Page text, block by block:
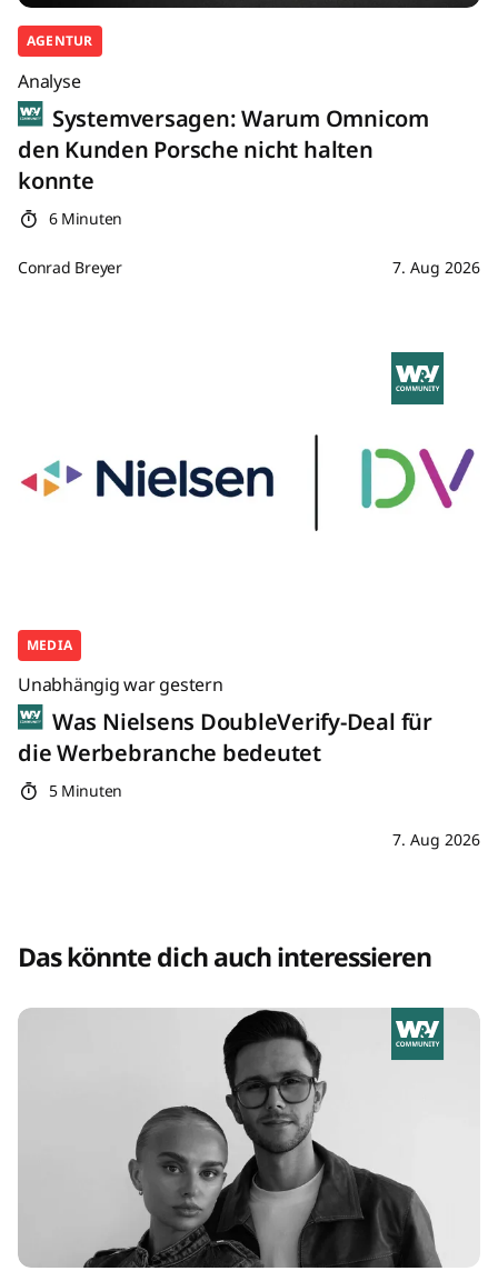
AGENTUR
Analyse
Systemversagen: Warum Omnicom
den Kunden Porsche nicht halten
konnte
6 Minuten
Conrad Breyer 7. Aug 2026
MEDIA
Unabhängig war gestern
Was Nielsens DoubleVerify-Deal für
die Werbebranche bedeutet
5 Minuten
7. Aug 2026
Das könnte dich auch interessieren